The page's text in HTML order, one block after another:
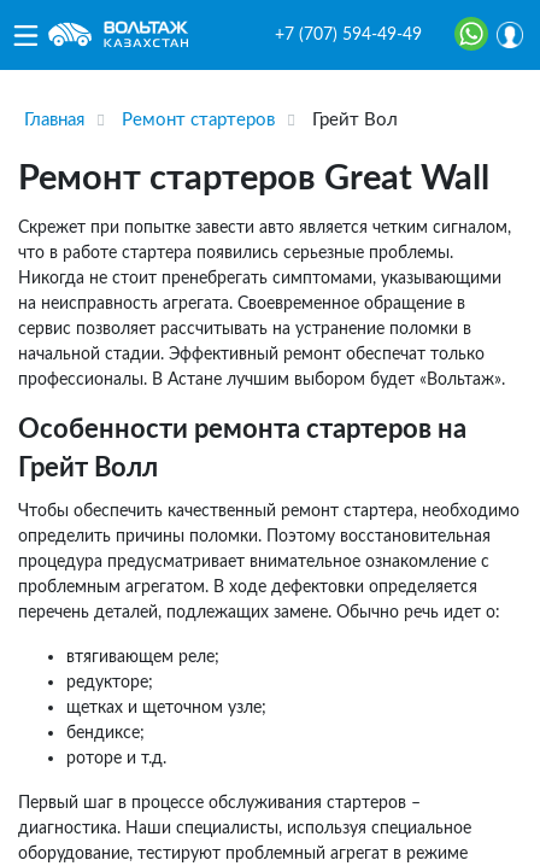
+7 (707) 594-49-49
Главная Ремонт стартеров Грейт Вол
Ремонт стартеров Great Wall
Скрежет при попытке завести авто является четким сигналом,
что в работе стартера появились серьезные проблемы.
Никогда не стоит пренебрегать симптомами, указывающими
на неисправность агрегата. Своевременное обращение в
сервис позволяет рассчитывать на устранение поломки в
начальной стадии. Эффективный ремонт обеспечат только
профессионалы. В Астане лучшим выбором будет «Вольтаж».
Особенности ремонта стартеров на
Грейт Волл
Чтобы обеспечить качественный ремонт стартера, необходимо
определить причины поломки. Поэтому восстановительная
процедура предусматривает внимательное ознакомление с
проблемным агрегатом. В ходе дефектовки определяется
перечень деталей, подлежащих замене. Обычно речь идет о:
втягивающем реле;
редукторе;
щетках и щеточном узле;
бендиксе;
роторе и т.д.
Первый шаг в процессе обслуживания стартеров –
диагностика. Наши специалисты, используя специальное
оборудование, тестируют проблемный агрегат в режиме